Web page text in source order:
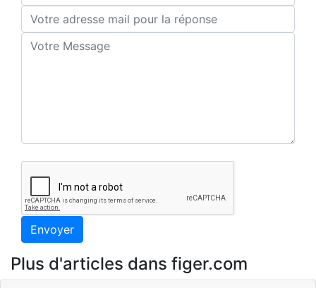
Envoyer
Plus d'articles dans figer.com